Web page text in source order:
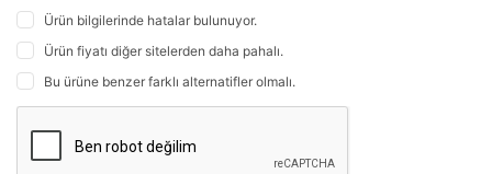
Ürün bilgilerinde hatalar bulunuyor.
Ürün fiyatı diğer sitelerden daha pahalı.
Bu ürüne benzer farklı alternatifler olmalı.